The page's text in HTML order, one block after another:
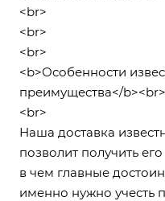
<br>
<br>
<br>
<b>Особенности
преимущества</b><br>
<br>
Наша доставка
позволит получить
в чем главные
именно нужно учесть